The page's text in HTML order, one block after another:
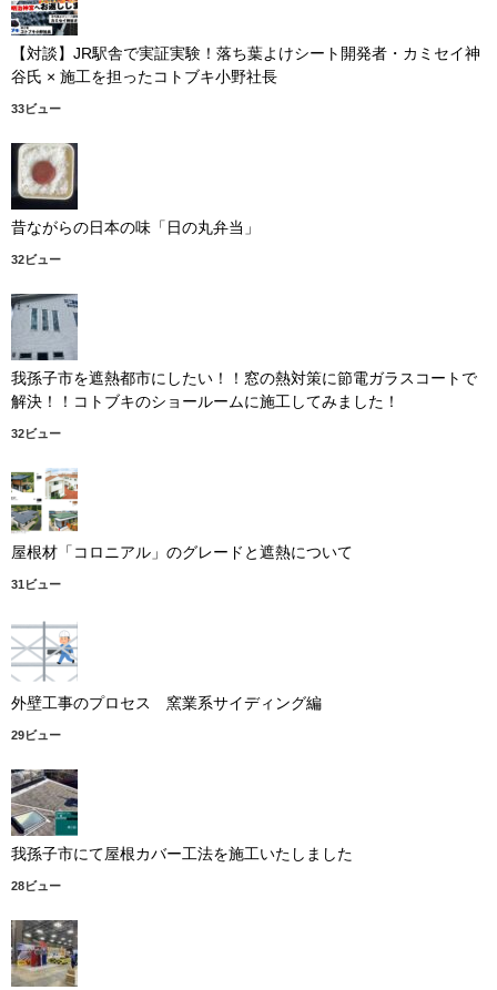
【対談】JR駅舎で実証実験！落ち葉よけシート開発者・カミセイ神
谷氏 × 施工を担ったコトブキ小野社長
33ビュー
昔ながらの日本の味「日の丸弁当」
32ビュー
我孫子市を遮熱都市にしたい！！窓の熱対策に節電ガラスコートで
解決！！コトブキのショールームに施工してみました！
32ビュー
屋根材「コロニアル」のグレードと遮熱について
31ビュー
外壁工事のプロセス 窯業系サイディング編
29ビュー
我孫子市にて屋根カバー工法を施工いたしました
28ビュー